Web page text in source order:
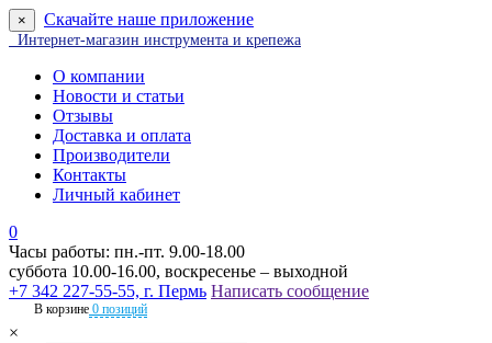
× Скачайте наше приложение
Интернет-магазин инструмента и крепежа
О компании
Новости и статьи
Отзывы
Доставка и оплата
Производители
Контакты
Личный кабинет
0
Часы работы: пн.-пт. 9.00-18.00
суббота 10.00-16.00, воскресенье – выходной
+7 342 227-55-55, г. Пермь Написать сообщение
В корзине 0 позиций
×